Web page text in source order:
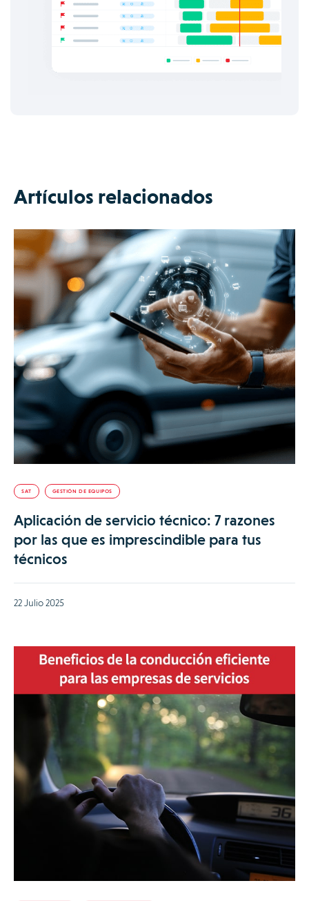
Artículos relacionados
SAT GESTIÓN DE EQUIPOS
Aplicación de servicio técnico: 7 razones
por las que es imprescindible para tus
técnicos
22 Julio 2025